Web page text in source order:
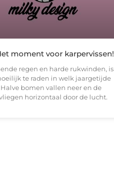
moment voor karpervissen!
regen en harde rukwinden, is
te raden in welk jaargetijde
bomen vallen neer en de
horizontaal door de lucht.